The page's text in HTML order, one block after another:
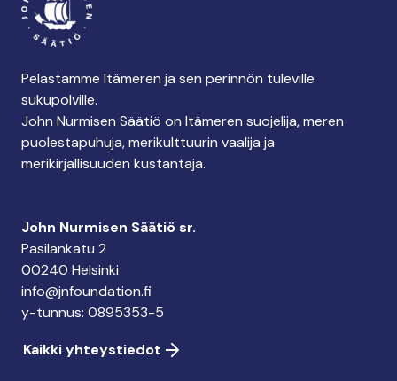
Pelastamme Itämeren ja sen perinnön tuleville
sukupolville.
John Nurmisen Säätiö on Itämeren suojelija, meren
puolestapuhuja, merikulttuurin vaalija ja
merikirjallisuuden kustantaja.
John Nurmisen Säätiö sr.
Pasilankatu 2
00240 Helsinki
info@jnfoundation.fi
y-tunnus: 0895353-5
Kaikki yhteystiedot